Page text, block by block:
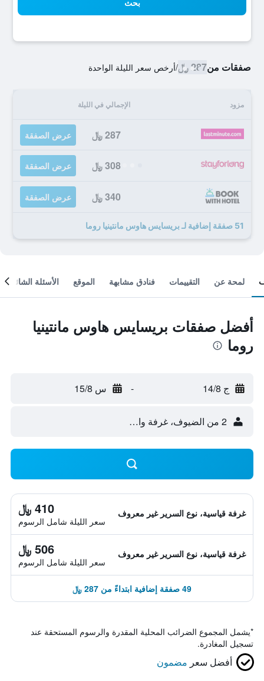
بحث
صفقات من287 ﷼ /أرخص سعر الليلة الواحدة
مزود الإجمالي في الليلة
287 ﷼ عرض الصفقة
308 ﷼ عرض الصفقة
340 ﷼ عرض الصفقة
51 صفقة إضافية لـ بريسايس هاوس مانتينيا روما
لمحة عن التقييمات فنادق مشابهة الموقع الأسئلة الشائعة
أفضل صفقات بريسايس هاوس مانتينيا
روما
ج 14/8 - س 15/8
2 من الضيوف، غرفة واحدة
غرفة قياسية، نوع السرير غير معروف 410 ﷼
سعر الليلة شامل الرسوم
غرفة قياسية، نوع السرير غير معروف 506 ﷼
سعر الليلة شامل الرسوم
49 صفقة إضافية ابتداءً من 287 ﷼
*يشمل المجموع الضرائب المحلية المقدرة والرسوم المستحقة عند
تسجيل المغادرة.
أفضل سعر مضمون